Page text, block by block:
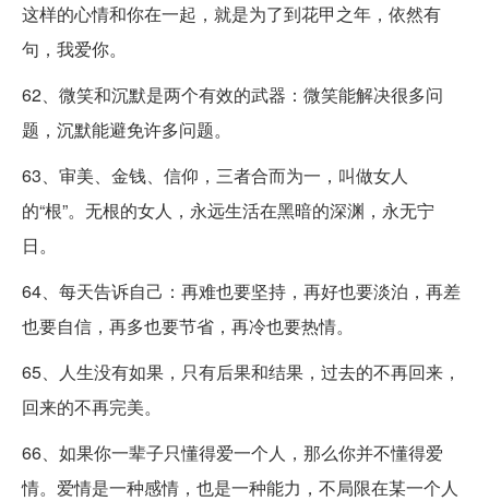
这样的心情和你在一起，就是为了到花甲之年，依然有
句，我爱你。
62、微笑和沉默是两个有效的武器：微笑能解决很多问
题，沉默能避免许多问题。
63、审美、金钱、信仰，三者合而为一，叫做女人
的“根”。无根的女人，永远生活在黑暗的深渊，永无宁
日。
64、每天告诉自己：再难也要坚持，再好也要淡泊，再差
也要自信，再多也要节省，再冷也要热情。
65、人生没有如果，只有后果和结果，过去的不再回来，
回来的不再完美。
66、如果你一辈子只懂得爱一个人，那么你并不懂得爱
情。爱情是一种感情，也是一种能力，不局限在某一个人